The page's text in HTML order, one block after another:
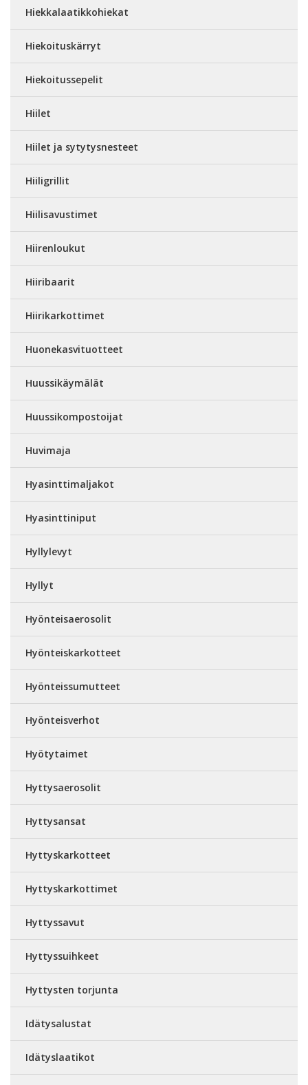
Hiekkalaatikkohiekat
Hiekoituskärryt
Hiekoitussepelit
Hiilet
Hiilet ja sytytysnesteet
Hiiligrillit
Hiilisavustimet
Hiirenloukut
Hiiribaarit
Hiirikarkottimet
Huonekasvituotteet
Huussikäymälät
Huussikompostoijat
Huvimaja
Hyasinttimaljakot
Hyasinttiniput
Hyllylevyt
Hyllyt
Hyönteisaerosolit
Hyönteiskarkotteet
Hyönteissumutteet
Hyönteisverhot
Hyötytaimet
Hyttysaerosolit
Hyttysansat
Hyttyskarkotteet
Hyttyskarkottimet
Hyttyssavut
Hyttyssuihkeet
Hyttysten torjunta
Idätysalustat
Idätyslaatikot